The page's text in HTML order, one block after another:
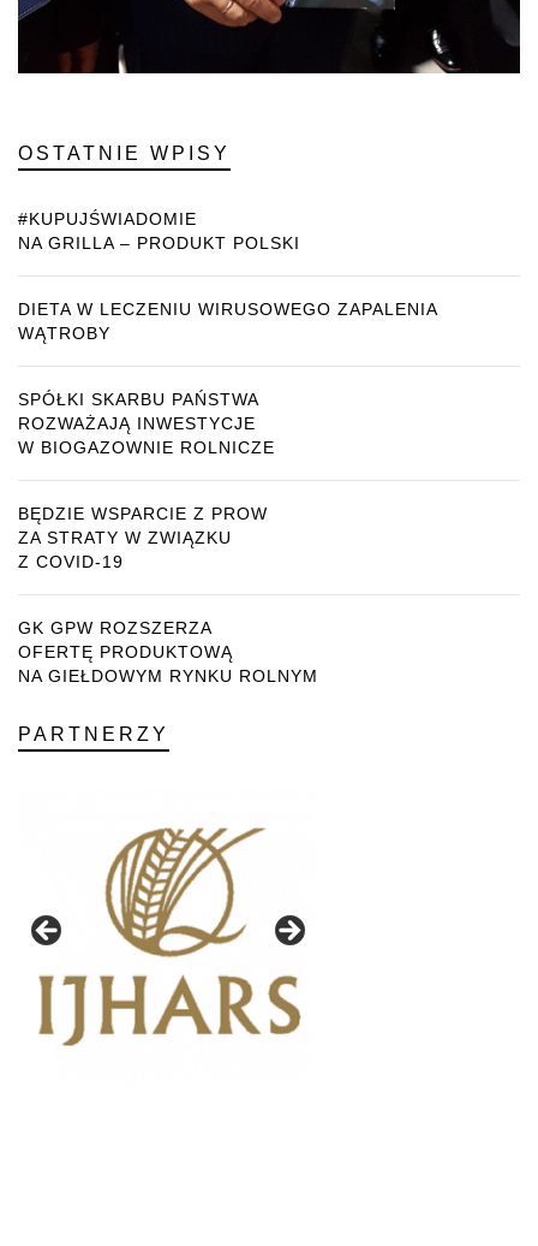
OSTATNIE WPISY
#KUPUJŚWIADOMIE
NA GRILLA – PRODUKT POLSKI
DIETA W LECZENIU WIRUSOWEGO ZAPALENIA
WĄTROBY
SPÓŁKI SKARBU PAŃSTWA
ROZWAŻAJĄ INWESTYCJE
W BIOGAZOWNIE ROLNICZE
BĘDZIE WSPARCIE Z PROW
ZA STRATY W ZWIĄZKU
Z COVID-19
GK GPW ROZSZERZA
OFERTĘ PRODUKTOWĄ
NA GIEŁDOWYM RYNKU ROLNYM
PARTNERZY